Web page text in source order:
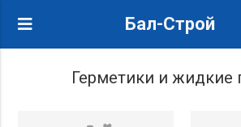
Бал-Строй
Герметики и жидкие